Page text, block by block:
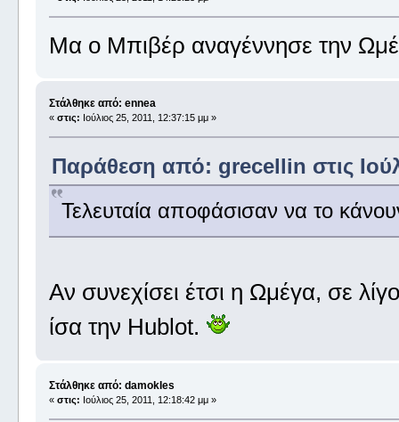
Μα ο Μπιβέρ αναγέννησε την
Στάλθηκε από: ennea
« στις: Ιούλιος 25, 2011, 12:37:15 μμ »
Παράθεση από: grecellin στις
Τελευταία αποφάσισαν να το
Αν συνεχίσει έτσι η Ωμέγα, σε
ίσα την Hublot.
Στάλθηκε από: damokles
« στις: Ιούλιος 25, 2011, 12:18:42 μμ »